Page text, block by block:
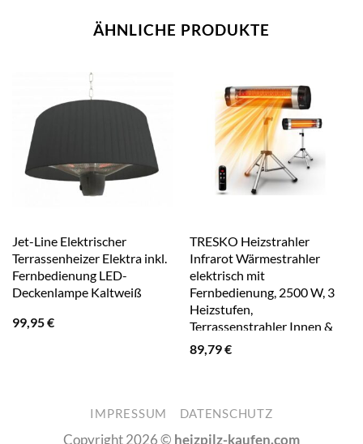
ÄHNLICHE PRODUKTE
Jet-Line Elektrischer
Terrassenheizer Elektra inkl.
Fernbedienung LED-
Deckenlampe Kaltweiß
99,95€
TRESKO Heizstrahler
Infrarot Wärmestrahler
elektrisch mit
Fernbedienung, 2500 W, 3
Heizstufen,
Terrassenstrahler Innen &
Außen, höhenverstellbar
89,79€
IMPRESSUM DATENSCHUTZ
Copyright 2026 © heizpilz-kaufen.com